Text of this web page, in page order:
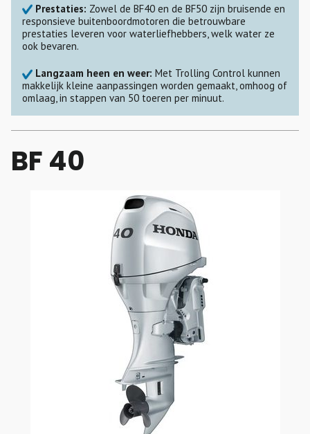
Prestaties: Zowel de BF40 en de BF50 zijn bruisende en
responsieve buitenboordmotoren die betrouwbare
prestaties leveren voor waterliefhebbers, welk water ze
ook bevaren.
Langzaam heen en weer: Met Trolling Control kunnen
makkelijk kleine aanpassingen worden gemaakt, omhoog of
omlaag, in stappen van 50 toeren per minuut.
BF 40